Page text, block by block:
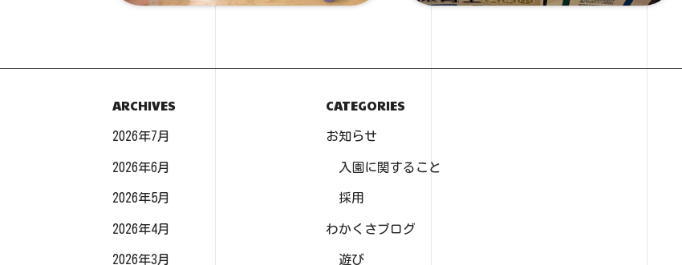
ARCHIVES
2026年7月
2026年6月
2026年5月
2026年4月
2026年3月
CATEGORIES
お知らせ
入園に関すること
採用
わかくさブログ
遊び